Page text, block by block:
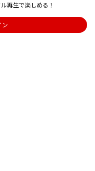
再生で楽しめる！
ン